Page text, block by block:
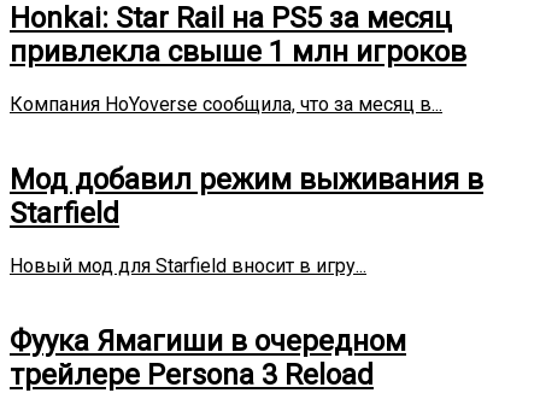
Honkai: Star Rail на PS5 за месяц
привлекла свыше 1 млн игроков
Компания HoYoverse сообщила, что за месяц в...
Мод добавил режим выживания в
Starfield
Новый мод для Starfield вносит в игру...
Фуука Ямагиши в очередном
трейлере Persona 3 Reload